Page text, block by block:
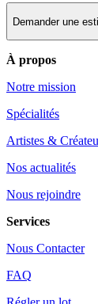
Demander une
À propos
Notre mission
Spécialités
Artistes &
Nos actualités
Nous rejoindre
Services
Nous Contacter
FAQ